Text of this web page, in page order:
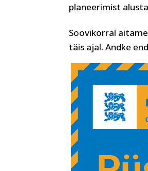
planeerimist
Soovikorral
täis ajal. Andke